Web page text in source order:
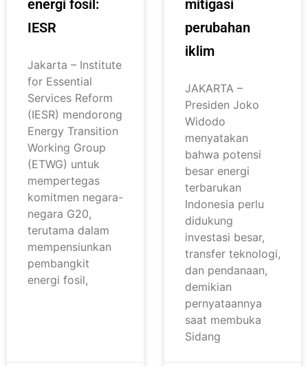
energi fosil:
IESR
Jakarta – Institute
for Essential
Services Reform
(IESR) mendorong
Energy Transition
Working Group
(ETWG) untuk
mempertegas
komitmen negara-
negara G20,
terutama dalam
mempensiunkan
pembangkit
energi fosil,
mitigasi
perubahan
iklim
JAKARTA –
Presiden Joko
Widodo
menyatakan
bahwa potensi
besar energi
terbarukan
Indonesia perlu
didukung
investasi besar,
transfer teknologi,
dan pendanaan,
demikian
pernyataannya
saat membuka
Sidang